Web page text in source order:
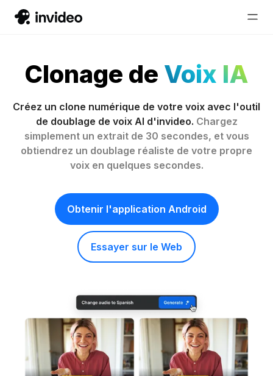
Clonage de Voix IA
Créez un clone numérique de votre voix avec l'outil
de doublage de voix AI d'invideo. Chargez
simplement un extrait de 30 secondes, et vous
obtiendrez un doublage réaliste de votre propre
voix en quelques secondes.
Obtenir l'application Android
Essayer sur le Web